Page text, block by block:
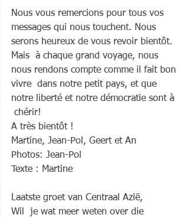
Nous vous remercions pour tous vos
messages qui nous touchent. Nous
serons heureux de vous revoir bientôt.
Mais  à chaque grand voyage, nous
nous rendons compte comme il fait bon
vivre  dans notre petit pays, et que
notre liberté et notre démocratie sont à
chérir!
A très bientôt !
Martine, Jean-Pol, Geert et An
Photos: Jean-Pol
Texte : Martine
Laatste groet van Centraal Azië,
Wil  je wat meer weten over die